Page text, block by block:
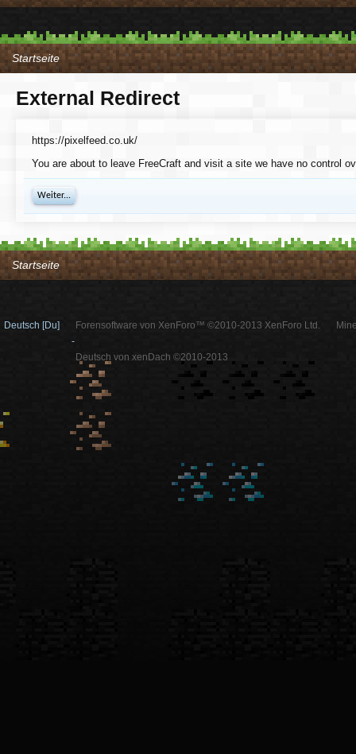
Startseite
External Redirect
https://pixelfeed.co.uk/
You are about to leave FreeCraft and visit a site we have no control
Weiter...
Startseite
Deutsch [Du]
Forensoftware von XenForo™ ©2010-2013 XenForo Ltd.
-
Deutsch von xenDach ©2010-2013